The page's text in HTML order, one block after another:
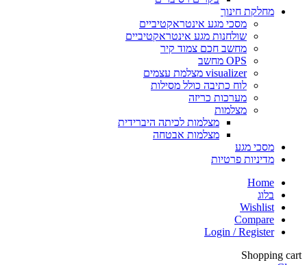
מחלקת חינוך
מסכי מגע אינטראקטיביים
שולחנות מגע אינטראקטיביים
מחשב חכם צמוד קיר
OPS מחשב
visualizer מצלמת עצמים
לוח כתיבה כולל מסילות
מערכות כריזה
מצלמות
מצלמות לכיתה היברידית
מצלמות אבטחה
מסכי מגע
מדיניות פרטיות
Home
בלוג
Wishlist
Compare
Login / Register
Shopping cart